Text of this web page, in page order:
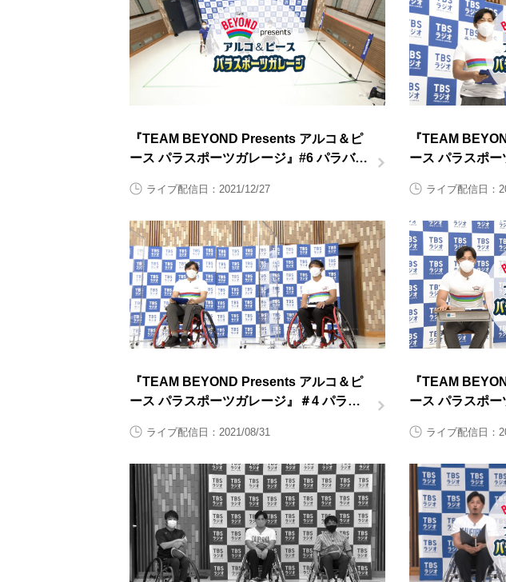
『TEAM BEYOND Presents アルコ＆ピ
ース パラスポーツガレージ』#6 パラバド
ライブ配信日：2021/12/27
『TEAM
ース パラスポ
ライブ配信日：
『TEAM BEYOND Presents アルコ＆ピ
ース パラスポーツガレージ』＃4 パラバ
ライブ配信日：2021/08/31
『TEAM
ース パラスポ
ライブ配信日：